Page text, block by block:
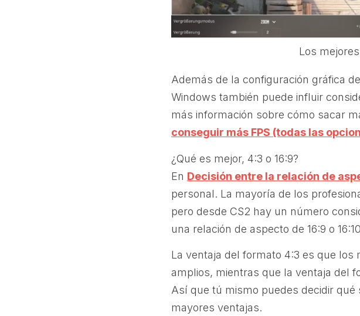
Los
Además de la configuración gráfica
Windows también puede influir
más información sobre cómo sacar
conseguir más FPS (todas las
¿Qué es mejor, 4:3 o 16:9?
En Decisión entre la relación de
personal. La mayoría de los
pero desde CS2 hay un número
una relación de aspecto de 16:9 o
La ventaja del formato 4:3 es que
amplios, mientras que la ventaja del
Así que tú mismo puedes decidir
mayores ventajas.